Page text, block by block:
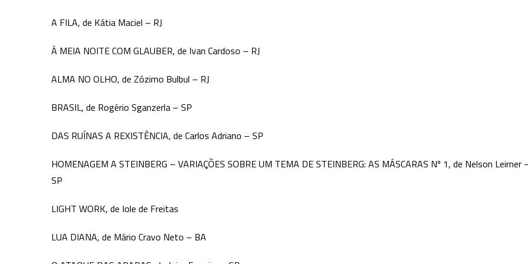
A FILA, de Kátia Maciel – RJ
À MEIA NOITE COM GLAUBER, de Ivan Cardoso – RJ
ALMA NO OLHO, de Zózimo Bulbul – RJ
BRASIL, de Rogério Sganzerla – SP
DAS RUÍNAS A REXISTÊNCIA, de Carlos Adriano – SP
HOMENAGEM A STEINBERG – VARIAÇÕES SOBRE UM TEMA DE STEINBERG: AS MÁSCARAS Nº 1, de Nelson Leirner
SP
LIGHT WORK, de Iole de Freitas
LUA DIANA, de Mário Cravo Neto – BA